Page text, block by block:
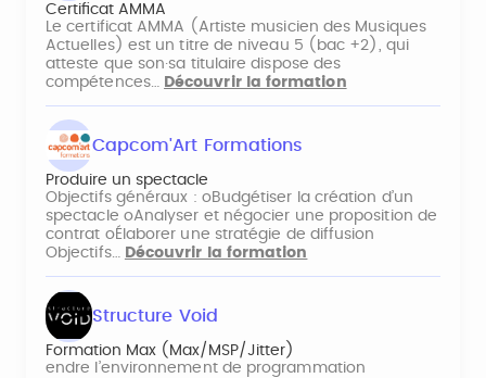
Certificat AMMA
Le certificat AMMA (Artiste musicien des Musiques
Actuelles) est un titre de niveau 5 (bac +2), qui
atteste que son·sa titulaire dispose des
compétences…
Découvrir la formation
Capcom'Art Formations
Produire un spectacle
Objectifs généraux : oBudgétiser la création d’un
spectacle oAnalyser et négocier une proposition de
contrat oÉlaborer une stratégie de diffusion
Objectifs… Découvrir la formation
Structure Void
Formation Max (Max/MSP/Jitter)
endre l’environnement de programmation